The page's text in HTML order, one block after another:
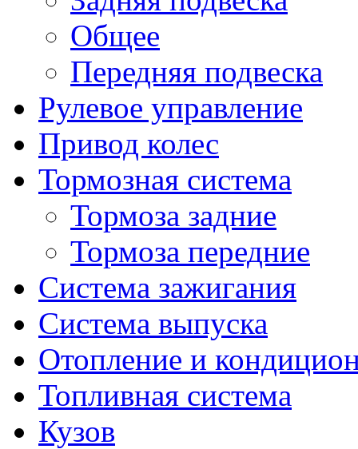
Общее
Передняя подвеска
Рулевое управление
Привод колес
Тормозная система
Тормоза задние
Тормоза передние
Система зажигания
Система выпуска
Отопление и
Топливная система
Кузов